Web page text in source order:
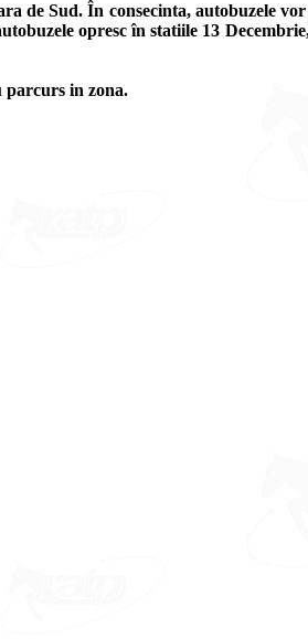
de Sud. În consecinta, autobuzele
opresc în statiile 13
parcurs in zona.